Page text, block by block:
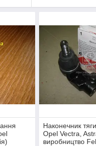
Наконечник
Opel Vectra,
виробництво